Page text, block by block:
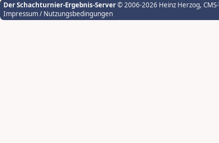
Der Schachturnier-Ergebnis-Server© 2006-2026 Heinz Herzog,
Impressum / Nutzungsbedingungen